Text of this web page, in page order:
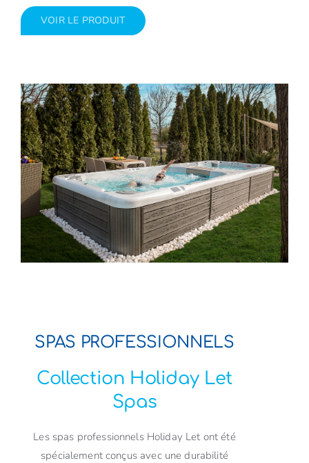
VOIR LE PRODUIT
SPAS PROFESSIONNELS
Collection Holiday Let
Spas
Les spas professionnels Holiday Let ont été
spécialement conçus avec une durabilité